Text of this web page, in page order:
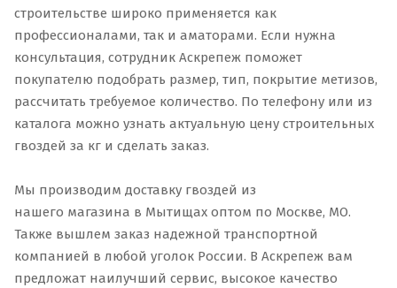
строительстве широко применяется как
профессионалами, так и аматорами. Если нужна
консультация, сотрудник Аскрепеж поможет
покупателю подобрать размер, тип, покрытие метизов,
рассчитать требуемое количество. По телефону или из
каталога можно узнать актуальную цену строительных
гвоздей за кг и сделать заказ.
Мы производим доставку гвоздей из
нашего магазина в Мытищах оптом по Москве, МО.
Также вышлем заказ надежной транспортной
компанией в любой уголок России. В Аскрепеж вам
предложат наилучший сервис, высокое качество